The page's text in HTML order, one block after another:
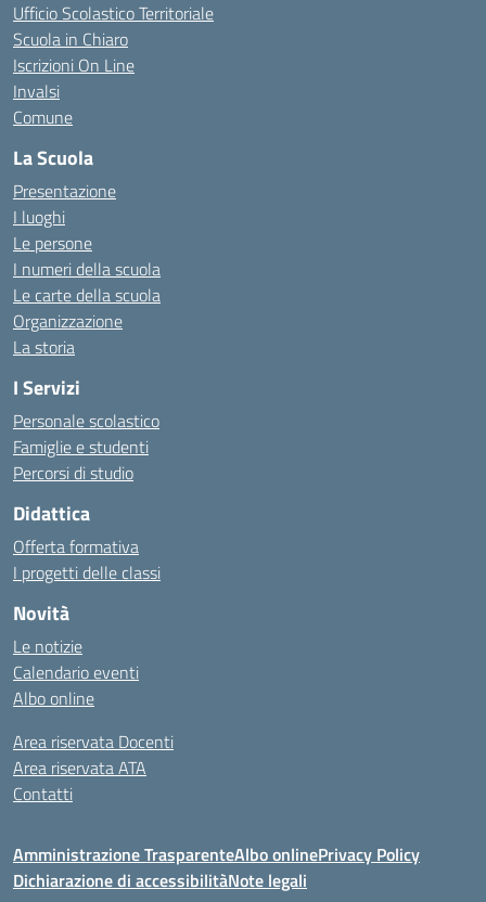
Ufficio Scolastico Territoriale
Scuola in Chiaro
Iscrizioni On Line
Invalsi
Comune
La Scuola
Presentazione
I luoghi
Le persone
I numeri della scuola
Le carte della scuola
Organizzazione
La storia
I Servizi
Personale scolastico
Famiglie e studenti
Percorsi di studio
Didattica
Offerta formativa
I progetti delle classi
Novità
Le notizie
Calendario eventi
Albo online
Area riservata Docenti
Area riservata ATA
Contatti
Amministrazione TrasparenteAlbo onlinePrivacy Policy
Dichiarazione di accessibilitàNote legali